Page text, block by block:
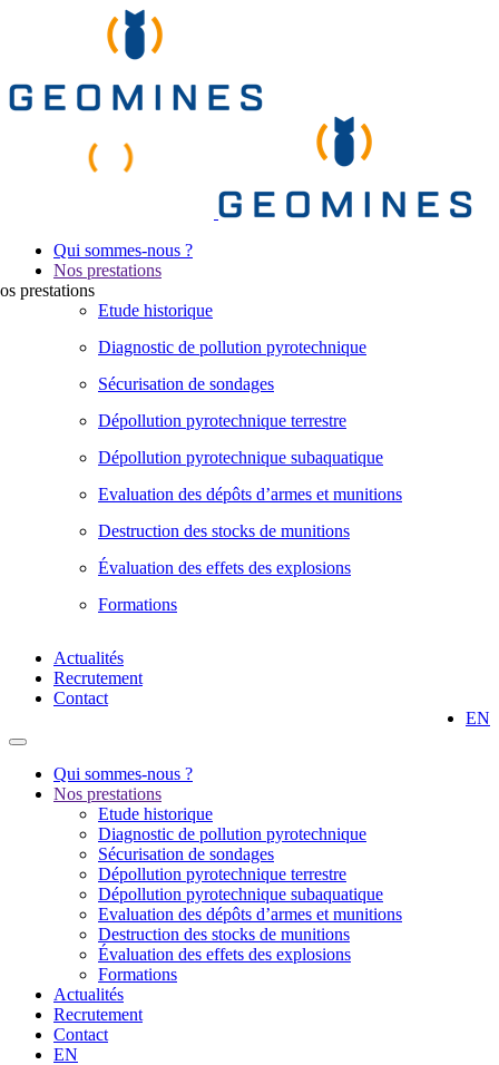
Qui sommes-nous ?
Nos prestations
prestations
Etude historique
Diagnostic de pollution pyrotechnique
Sécurisation de sondages
Dépollution pyrotechnique terrestre
Dépollution pyrotechnique subaquatique
Evaluation des dépôts d’armes et munitions
Destruction des stocks de munitions
Évaluation des effets des explosions
Formations
Actualités
Recrutement
Contact
EN
Qui sommes-nous ?
Nos prestations
Etude historique
Diagnostic de pollution pyrotechnique
Sécurisation de sondages
Dépollution pyrotechnique terrestre
Dépollution pyrotechnique subaquatique
Evaluation des dépôts d’armes et munitions
Destruction des stocks de munitions
Évaluation des effets des explosions
Formations
Actualités
Recrutement
Contact
EN